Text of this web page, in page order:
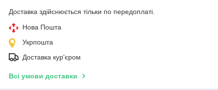
Доставка здійснюється тільки по передоплаті.
Нова Пошта
Укрпошта
Доставка кур'єром
Всі умови доставки